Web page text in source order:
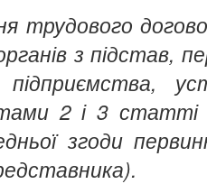
трудового
з підстав,
підприємства,
2 і 3 статті
згоди